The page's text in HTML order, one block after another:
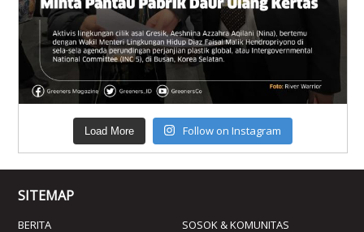
Load More Follow on Instagram
SITEMAP
BERITA
SOSOK & KOMUNITAS